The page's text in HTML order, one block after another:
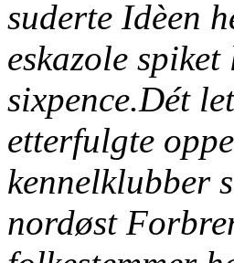
suderte Idèen
eskazole
sixpence.Dét
etterfulgte
kennelklubber
nordøst